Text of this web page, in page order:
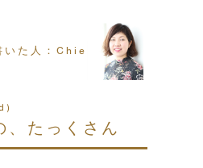
いた人：Chie
、たっくさん